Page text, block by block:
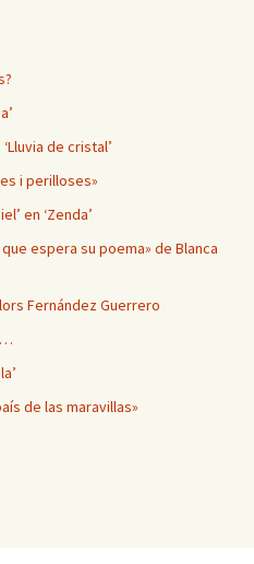
de cristal’
i perilloses»
en ‘Zenda’
espera su poema» de Blanca
Fernández Guerrero
de las maravillas»